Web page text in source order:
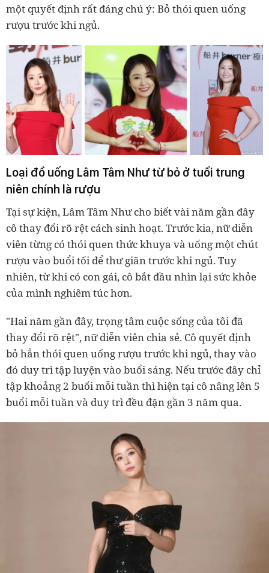
một quyết định rất đáng chú ý: Bỏ thói quen uống
rượu trước khi ngủ.
Loại đồ uống Lâm Tâm Như từ bỏ ở tuổi trung
niên chính là rượu
Tại sự kiện, Lâm Tâm Như cho biết vài năm gần đây
cô thay đổi rõ rệt cách sinh hoạt. Trước kia, nữ diễn
viên từng có thói quen thức khuya và uống một chút
rượu vào buổi tối để thư giãn trước khi ngủ. Tuy
nhiên, từ khi có con gái, cô bắt đầu nhìn lại sức khỏe
của mình nghiêm túc hơn.
"Hai năm gần đây, trọng tâm cuộc sống của tôi đã
thay đổi rõ rệt", nữ diễn viên chia sẻ. Cô quyết định
bỏ hẳn thói quen uống rượu trước khi ngủ, thay vào
đó duy trì tập luyện vào buổi sáng. Nếu trước đây chỉ
tập khoảng 2 buổi mỗi tuần thì hiện tại cô nâng lên 5
buổi mỗi tuần và duy trì đều đặn gần 3 năm qua.